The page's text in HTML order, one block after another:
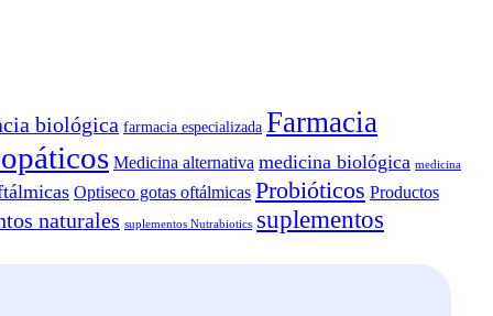
biológica farmacia especializada Farmacia
Medicina alternativa medicina biológica medicina
Optiseco gotas oftálmicas Probióticos Productos
naturales suplementos Nutrabiotics suplementos